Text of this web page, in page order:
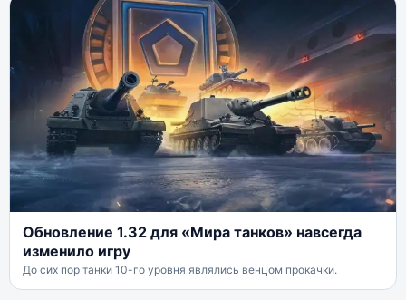
Обновление 1.32 для «Мира танков» навсегда
изменило игру
До сих пор танки 10-го уровня являлись венцом прокачки.